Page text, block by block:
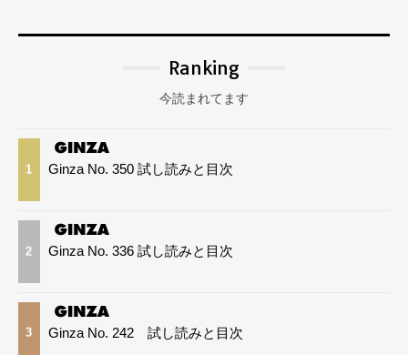
Ranking
今読まれてます
1 Ginza No. 350 試し読みと目次
2 Ginza No. 336 試し読みと目次
3 Ginza No. 242 試し読みと目次